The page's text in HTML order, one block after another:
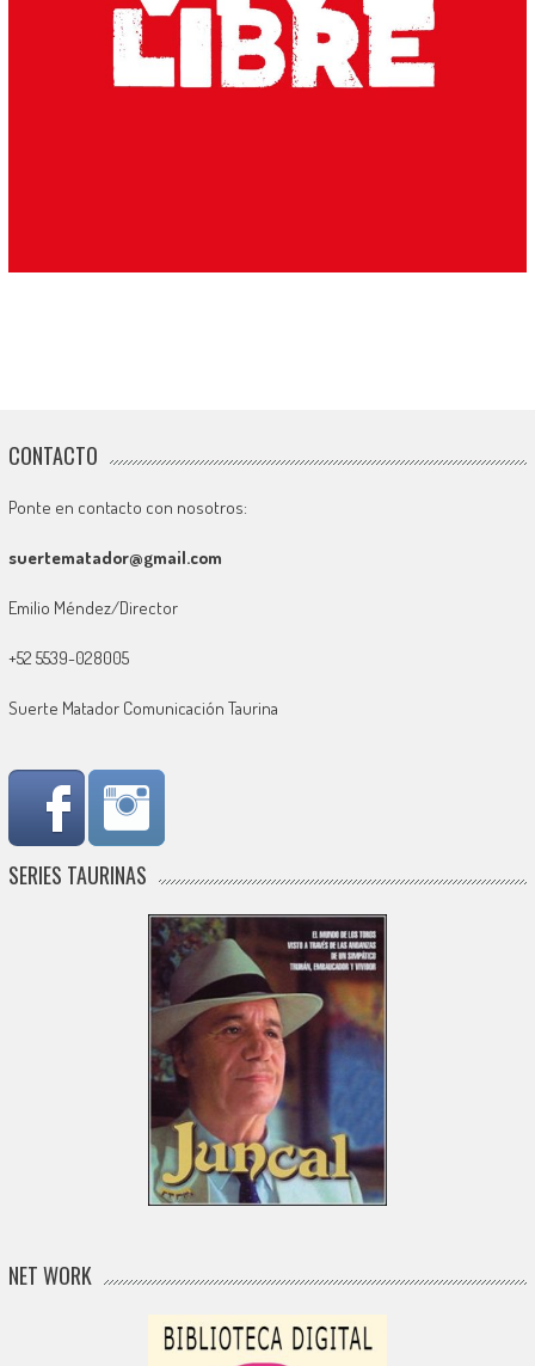
CONTACTO
Ponte en contacto con nosotros:
suertematador@gmail.com
Emilio Méndez/Director
+52 5539-028005
Suerte Matador Comunicación Taurina
SERIES TAURINAS
NET WORK